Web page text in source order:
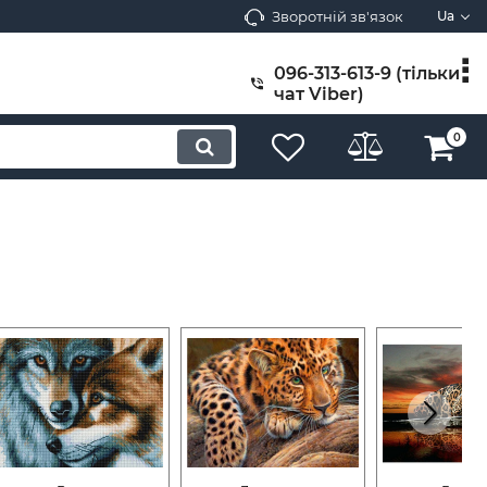
Зворотній зв'язок Ua
096-313-613-9 (тільки
чат Viber)
0